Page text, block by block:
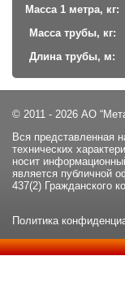
Масса 1 метра, кг:
Масса трубы, кг:
Длина трубы, м:
© 2011 - 2026 АО
Вся представленная
технических
носит
является публичной
437(2) Гражданского
Политика